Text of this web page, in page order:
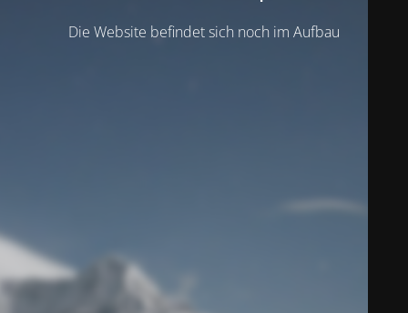
Die Website befindet sich noch im Aufbau